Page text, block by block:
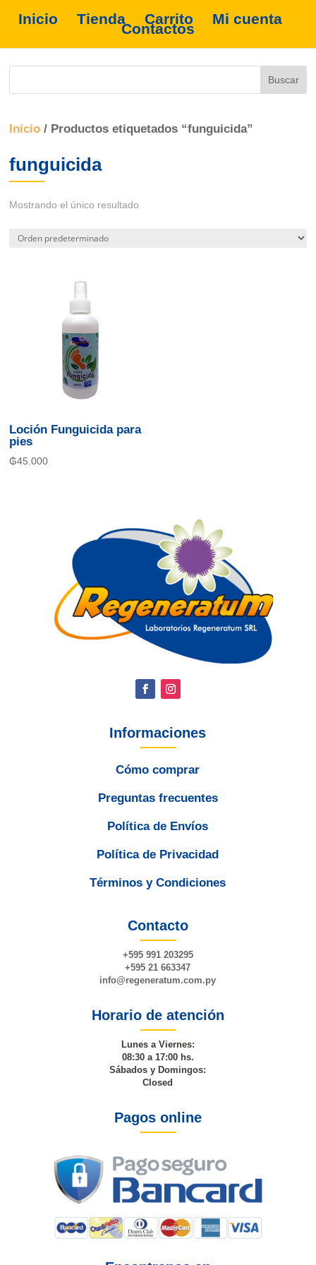
Inicio Tienda Carrito Mi cuenta
Contactos
Inicio / Productos etiquetados “funguicida”
funguicida
Mostrando el único resultado
Loción Funguicida para
pies
₲45.000
Informaciones
Cómo comprar
Preguntas frecuentes
Política de Envíos
Política de Privacidad
Términos y Condiciones
Contacto
+595 991 203295
+595 21 663347
info@regeneratum.com.py
Horario de atención
Lunes a Viernes:
08:30 a 17:00 hs.
Sábados y Domingos:
Closed
Pagos online